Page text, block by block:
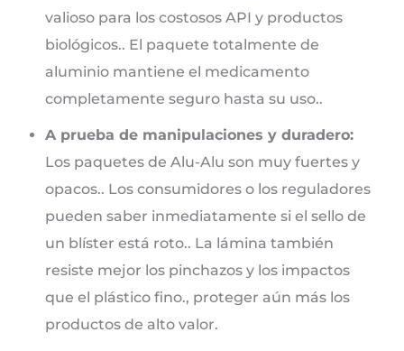
valioso para los costosos API y productos
biológicos.. El paquete totalmente de
aluminio mantiene el medicamento
completamente seguro hasta su uso..
A prueba de manipulaciones y duradero:
Los paquetes de Alu-Alu son muy fuertes y
opacos.. Los consumidores o los reguladores
pueden saber inmediatamente si el sello de
un blíster está roto.. La lámina también
resiste mejor los pinchazos y los impactos
que el plástico fino., proteger aún más los
productos de alto valor.